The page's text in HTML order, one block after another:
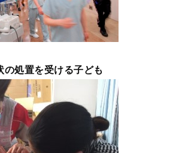
の処置を受ける子ども